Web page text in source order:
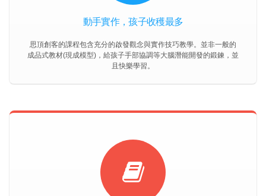
動手實作，孩子收穫最多
思頂創客的課程包含充分的啟發觀念與實作技巧教學。並非一般的
成品式教材(現成模型)，給孩子手部協調等大腦潛能開發的鍛鍊，並
且快樂學習。